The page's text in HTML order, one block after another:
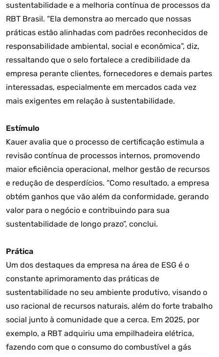
sustentabilidade e a melhoria contínua de processos da
RBT Brasil. “Ela demonstra ao mercado que nossas
práticas estão alinhadas com padrões reconhecidos de
responsabilidade ambiental, social e econômica”, diz,
ressaltando que o selo fortalece a credibilidade da
empresa perante clientes, fornecedores e demais partes
interessadas, especialmente em mercados cada vez
mais exigentes em relação à sustentabilidade.
Estímulo
Kauer avalia que o processo de certificação estimula a
revisão contínua de processos internos, promovendo
maior eficiência operacional, melhor gestão de recursos
e redução de desperdícios. “Como resultado, a empresa
obtém ganhos que vão além da conformidade, gerando
valor para o negócio e contribuindo para sua
sustentabilidade de longo prazo”, conclui.
Prática
Um dos destaques da empresa na área de ESG é o
constante aprimoramento das práticas de
sustentabilidade no seu ambiente produtivo, visando o
uso racional de recursos naturais, além do forte trabalho
social junto à comunidade que a cerca. Em 2025, por
exemplo, a RBT adquiriu uma empilhadeira elétrica,
fazendo com que o consumo do combustível a gás